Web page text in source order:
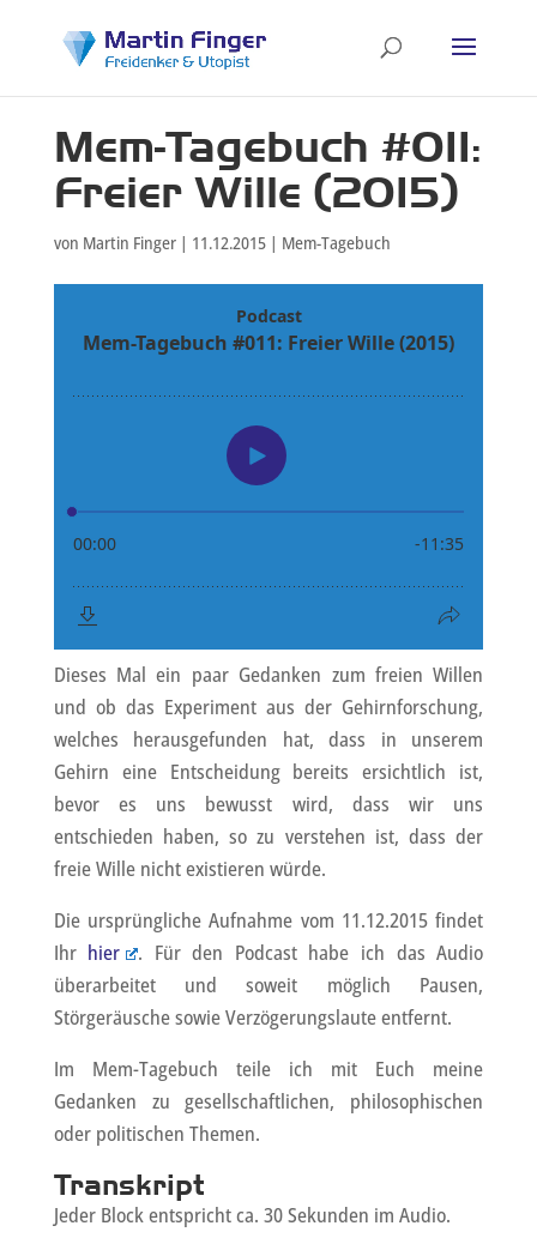
Mem-Tagebuch #011:
Freier Wille (2015)
von Martin Finger| 11.12.2015| Mem-Tagebuch
Dieses Mal ein paar Gedanken zum freien Willen
und ob das Experiment aus der Gehirnforschung,
welches herausgefunden hat, dass in unserem
Gehirn eine Entscheidung bereits ersichtlich ist,
bevor es uns bewusst wird, dass wir uns
entschieden haben, so zu verstehen ist, dass der
freie Wille nicht existieren würde.
Die ursprüngliche Aufnahme vom 11.12.2015 findet
Ihr hier
. Für den Podcast habe ich das Audio
überarbeitet und soweit möglich Pausen,
Störgeräusche sowie Verzögerungslaute entfernt.
Im Mem-Tagebuch teile ich mit Euch meine
Gedanken zu gesellschaftlichen, philosophischen
oder politischen Themen.
Transkript
Jeder Block entspricht ca. 30 Sekunden im Audio.